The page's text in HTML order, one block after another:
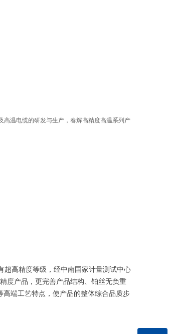
温电缆的研发与生产，春辉高精度高温系列产
超高精度等级，经中南国家计量测试中心
度产品，更完善产品结构、铂丝无负重
端工艺特点，使产品的整体综合品质步